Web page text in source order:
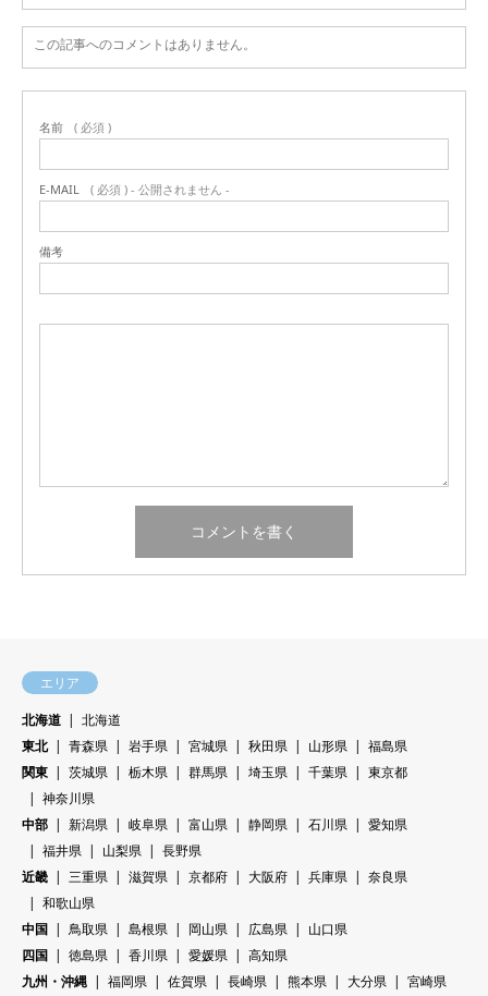
この記事へのコメントはありません。
名前 ( 必須 )
E-MAIL ( 必須 ) - 公開されません -
備考
エリア
北海道
北海道
東北
青森県 岩手県 宮城県 秋田県 山形県
福島県
関東
茨城県 栃木県 群馬県 埼玉県 千葉県
東京都
神奈川県
中部
新潟県 岐阜県 富山県 静岡県 石川県
愛知県
福井県
山梨県
長野県
近畿
三重県 滋賀県 京都府 大阪府 兵庫県
奈良県
和歌山県
中国
鳥取県 島根県 岡山県 広島県
山口県
四国
徳島県 香川県 愛媛県
高知県
九州・沖縄
福岡県 佐賀県 長崎県 熊本県 大分県
宮崎県